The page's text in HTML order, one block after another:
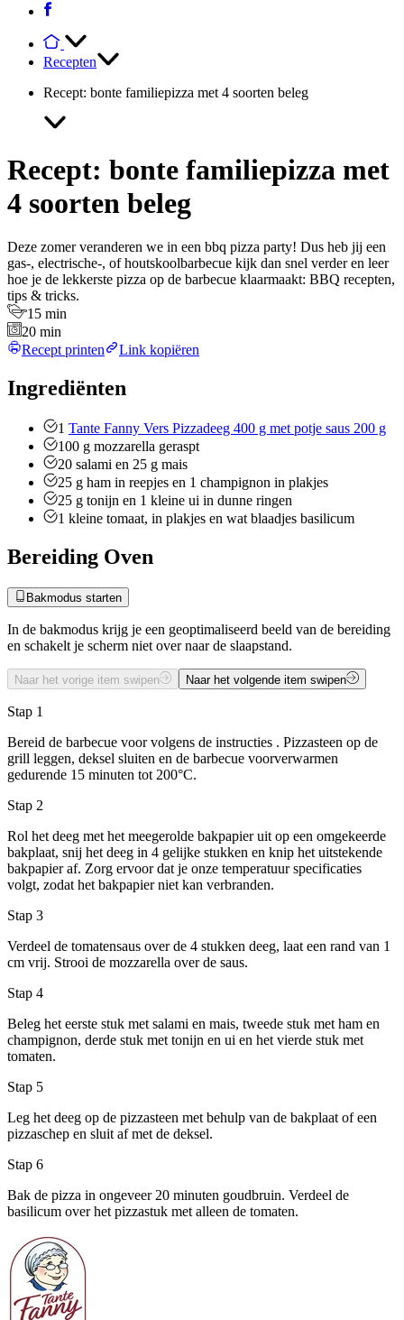
Recepten
Recept: bonte familiepizza met 4 soorten beleg
Recept: bonte familiepizza met
4 soorten beleg
Deze zomer veranderen we in een bbq pizza party! Dus heb jij een
gas-, electrische-, of houtskoolbarbecue kijk dan snel verder en leer
hoe je de lekkerste pizza op de barbecue klaarmaakt: BBQ recepten,
tips & tricks.
15 min
20 min
Recept printen
Link kopiëren
Ingrediënten
1 Tante Fanny Vers Pizzadeeg 400 g met potje saus 200 g
100 g mozzarella geraspt
20 salami en 25 g mais
25 g ham in reepjes en 1 champignon in plakjes
25 g tonijn en 1 kleine ui in dunne ringen
1 kleine tomaat, in plakjes en wat blaadjes basilicum
Bereiding Oven
Bakmodus starten
In de bakmodus krijg je een geoptimaliseerd beeld van de bereiding
en schakelt je scherm niet over naar de slaapstand.
Naar het vorige item swipen Naar het volgende item swipen
Stap 1
Bereid de barbecue voor volgens de instructies . Pizzasteen op de
grill leggen, deksel sluiten en de barbecue voorverwarmen
gedurende 15 minuten tot 200°C.
Stap 2
Rol het deeg met het meegerolde bakpapier uit op een omgekeerde
bakplaat, snij het deeg in 4 gelijke stukken en knip het uitstekende
bakpapier af. Zorg ervoor dat je onze temperatuur specificaties
volgt, zodat het bakpapier niet kan verbranden.
Stap 3
Verdeel de tomatensaus over de 4 stukken deeg, laat een rand van 1
cm vrij. Strooi de mozzarella over de saus.
Stap 4
Beleg het eerste stuk met salami en mais, tweede stuk met ham en
champignon, derde stuk met tonijn en ui en het vierde stuk met
tomaten.
Stap 5
Leg het deeg op de pizzasteen met behulp van de bakplaat of een
pizzaschep en sluit af met de deksel.
Stap 6
Bak de pizza in ongeveer 20 minuten goudbruin. Verdeel de
basilicum over het pizzastuk met alleen de tomaten.